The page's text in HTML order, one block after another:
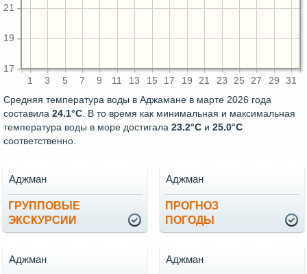
1 3 5 7 9 11 13 15 17 19 21 23 25 27 29 31
17
19
21
Средняя температура воды в Аджамане в марте 2026 года
составила 24.1°C . В то время как минимальная и максимальная
температура воды в море достигала 23.2°C и 25.0°C
соответственно.
ГРУППОВЫЕ
ЭКСКУРСИИ
Аджман
ПРОГНОЗ
ПОГОДЫ
Аджман
Аджман Аджман